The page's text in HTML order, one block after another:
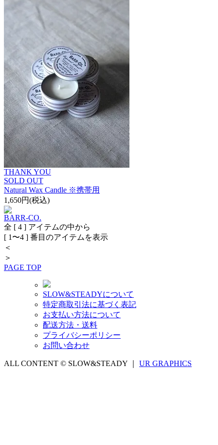
THANK YOU
SOLD OUT
Natural Wax Candle ※携帯用
1,650円(税込)
BARR-CO.
全 [ 4 ] アイテムの中から
[ 1〜4 ] 番目のアイテムを表示
＜
＞
PAGE TOP
SLOW&STEADYについて
特定商取引法に基づく表記
お支払い方法について
配送方法・送料
プライバシーポリシー
お問い合わせ
ALL CONTENT © SLOW&STEADY ｜ UR GRAPHICS